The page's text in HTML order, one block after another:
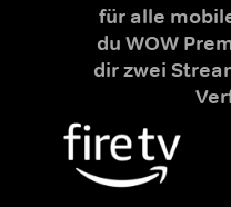
für alle
du WOW
dir zwei